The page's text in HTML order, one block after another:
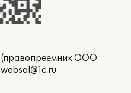
(правопреемник ООО
websol@1c.ru